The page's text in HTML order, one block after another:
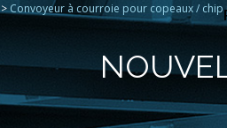
>Convoyeur à courroie pour copeaux / chip